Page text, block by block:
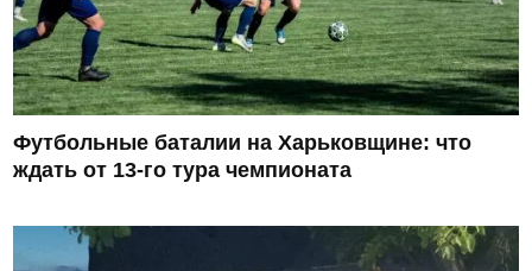
Футбольные баталии на Харьковщине: что
ждать от 13-го тура чемпионата